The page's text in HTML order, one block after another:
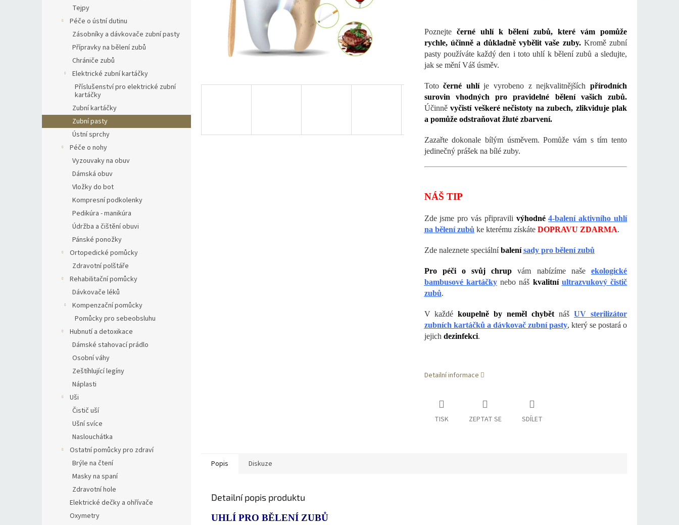
Tejpy
Péče o ústní dutinu
Zásobníky a dávkovače zubní pasty
Přípravky na bělení zubů
Chrániče zubů
Elektrické zubní kartáčky
Příslušenství pro elektrické zubní
kartáčky
Zubní kartáčky
Zubní pasty
Ústní sprchy
Péče o nohy
Vyzouvaky na obuv
Dámská obuv
Vložky do bot
Kompresní podkolenky
Pedikúra - manikúra
Údržba a čištění obuvi
Pánské ponožky
Ortopedické pomůcky
Zdravotní polštáře
Rehabilitační pomůcky
Dávkovače léků
Kompenzační pomůcky
Pomůcky pro sebeobsluhu
Hubnutí a detoxikace
Dámské stahovací prádlo
Osobní váhy
Zeštíhlující legíny
Náplasti
Uši
Čistič uší
Ušní svíce
Naslouchátka
Ostatní pomůcky pro zdraví
Brýle na čtení
Masky na spaní
Zdravotní hole
Elektrické dečky a ohřívače
Oxymetry
Poznejte černé uhlí k bělení zubů, které vám pomůže
rychle, účinně a důkladně vybělit vaše zuby. Kromě zubní
pasty používáte každý den i toto uhlí k bělení zubů a sledujte,
jak se mění Váš úsměv.
Totočerné uhlíje vyrobeno z nejkvalitnějšíchpřírodních
surovin vhodných pro pravidelné bělení vašich zubů.
Účinně vyčistí veškeré nečistoty na zubech, zlikviduje plak
a pomůže odstraňovat žluté zbarvení.
Zazařte dokonale bílým úsměvem. Pomůže vám s tím tento
jedinečný prášek na bílé zuby.
NÁŠ TIP
Zde jsme pro vás připravili výhodné 4-balení aktivního uhlí
na bělení zubůke kterému získáte DOPRAVU ZDARMA.
Zde naleznete speciálníbalení sady pro bělení zubů
Pro péči o svůj chrup vám nabízíme naše ekologické
bambusové kartáčkynebo náš kvalitní ultrazvukový čistič
zubů.
V každékoupelně by neměl chybět nášUV sterilizátor
zubních kartáčků a dávkovač zubní pasty, který se postará o
jejich dezinfekci.
Detailní informace
TISK ZEPTAT SE SDÍLET
Popis Diskuze
Detailní popis produktu
UHLÍ PRO BĚLENÍ ZUBŮ